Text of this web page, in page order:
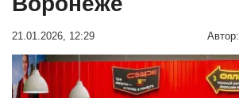
21.01.2026, 12:29 Автор: